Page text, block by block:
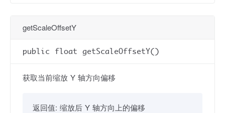
getScaleOffsetY
public float getScaleOffsetY()
获取当前缩放 Y 轴方向偏移
返回值: 缩放后 Y 轴方向上的偏移